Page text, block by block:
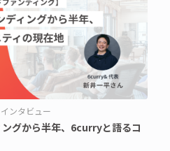
ンタビュー
グから半年、6curryと語るコ